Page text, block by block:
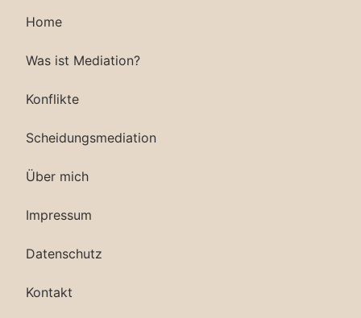
Home
Was ist Mediation?
Konflikte
Scheidungsmediation
Über mich
Impressum
Datenschutz
Kontakt